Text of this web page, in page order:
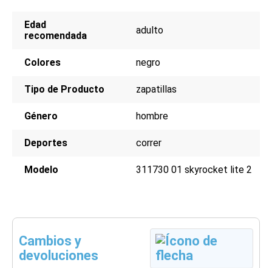
Edad
recomendada
adulto
Colores negro
Tipo de Producto zapatillas
Género hombre
Deportes correr
Modelo 311730 01 skyrocket lite 2
Cambios y
devoluciones